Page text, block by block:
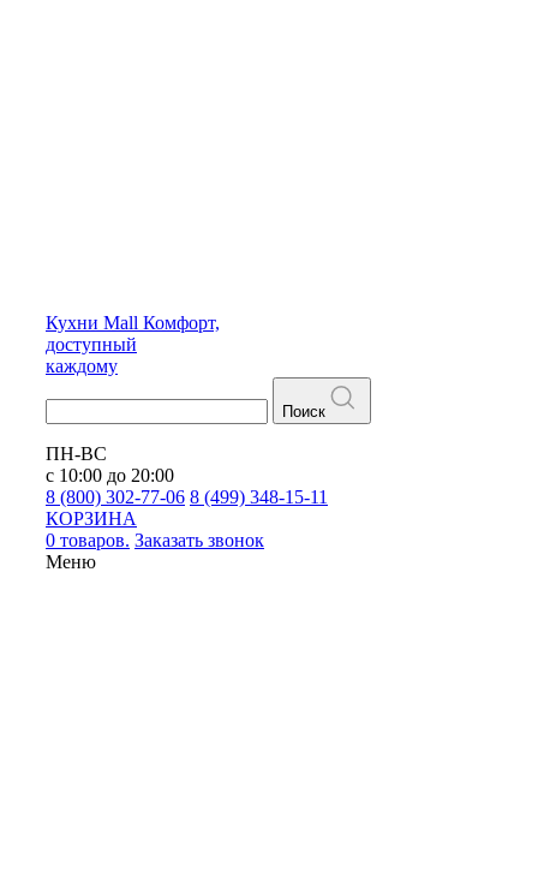
Кухни Mall Комфорт,
доступный
каждому
Поиск
ПН-ВС
с 10:00 до 20:00
8 (800) 302-77-06 8 (499) 348-15-11
КОРЗИНА
0 товаров. Заказать звонок
Меню